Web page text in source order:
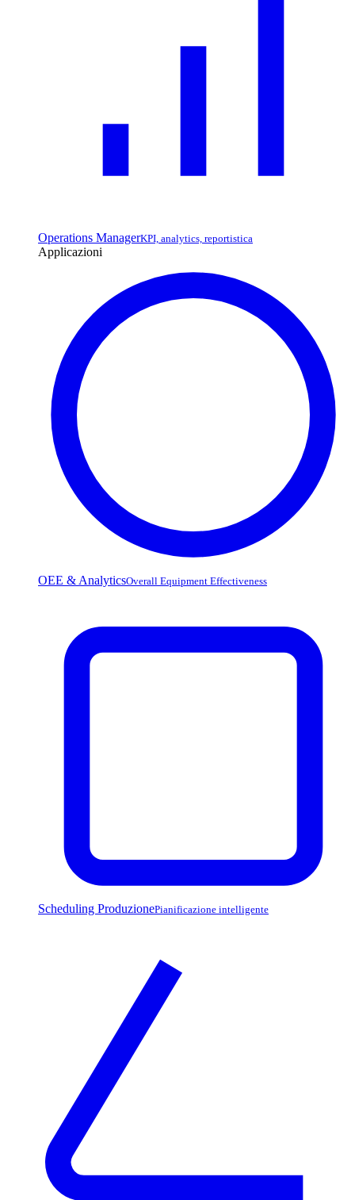
Operations ManagerKPI, analytics, reportistica
Applicazioni
OEE & AnalyticsOverall Equipment Effectiveness
Scheduling ProduzionePianificazione intelligente